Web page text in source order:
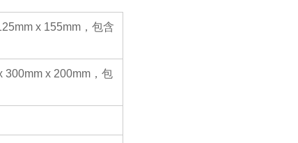
x 155mm，包含
300mm x 200mm，包